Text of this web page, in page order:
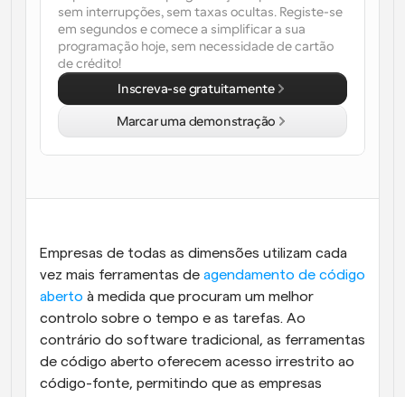
Agendamento potenciado com chamadas
impulsionadas por IA
Fluxos de trabalho
Automatizar agendamento e lembretes
Mantenha-se atualizado com as últimas notícias e
atualizações
Reuniões Instantâneas
Webhooks
Receba notificações quando algo acontecer
Empresas de todas as dimensões utilizam cada
vez mais ferramentas de agendamento de código
aberto à medida que procuram um melhor
controlo sobre o tempo e as tarefas. Ao
contrário do software tradicional, as ferramentas
de código aberto oferecem acesso irrestrito ao
código-fonte, permitindo que as empresas
sem interrupções, sem taxas ocultas. Registe-se
em segundos e comece a simplificar a sua
programação hoje, sem necessidade de cartão
de crédito!
Inscreva-se gratuitamente
Marcar uma demonstração